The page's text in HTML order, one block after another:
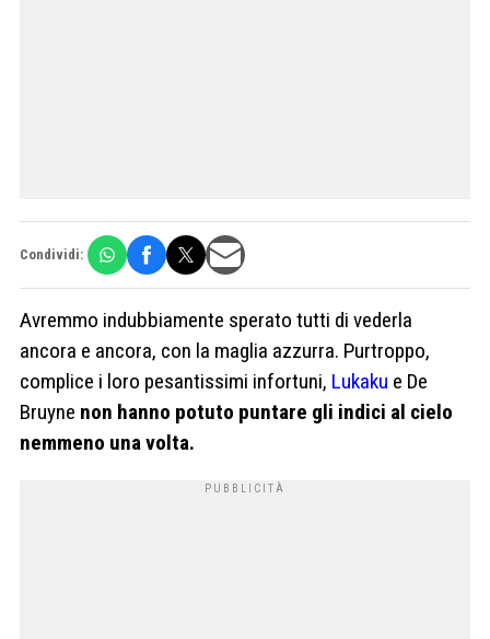
Condividi:
Avremmo indubbiamente sperato tutti di vederla
ancora e ancora, con la maglia azzurra. Purtroppo,
complice i loro pesantissimi infortuni, Lukaku e De
Bruyne non hanno potuto puntare gli indici al cielo
nemmeno una volta.